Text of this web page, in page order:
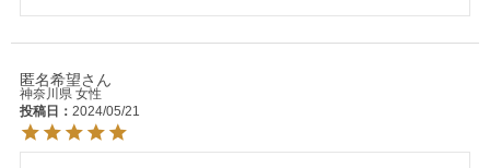
匿名希望
神奈川県 女性
投稿日
2024/05/21